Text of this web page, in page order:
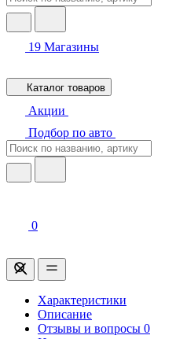
19 Магазины
Каталог товаров
Акции
Подбор по авто
0
Характеристики
Описание
Отзывы и вопросы 0